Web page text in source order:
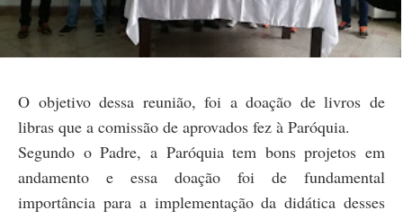
O objetivo dessa reunião, foi a doação de livros de
libras que a comissão de aprovados fez à Paróquia.
Segundo o Padre, a Paróquia tem bons projetos em
andamento e essa doação foi de fundamental
importância para a implementação da didática desses